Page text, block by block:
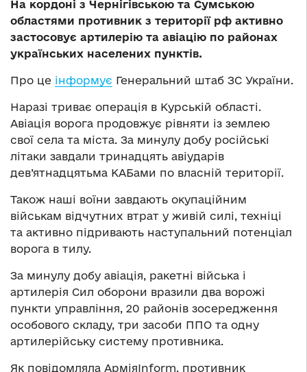
На кордоні з Чернігівською та Сумською
областями противник з території рф активно
застосовує артилерію та авіацію по районах
українських населених пунктів.
Про це інформує Генеральний штаб ЗС України.
Наразі триває операція в Курській області.
Авіація ворога продовжує рівняти із землею
свої села та міста. За минулу добу російські
літаки завдали тринадцять авіударів
дев’ятнадцятьма КАБами по власній території.
Також наші воїни завдають окупаційним
військам відчутних втрат у живій силі, техніці
та активно підривають наступальний потенціал
ворога в тилу.
За минулу добу авіація, ракетні війська і
артилерія Сил оборони вразили два ворожі
пункти управління, 20 районів зосередження
особового складу, три засоби ППО та одну
артилерійську систему противника.
Як повідомляла АрміяInform, противник